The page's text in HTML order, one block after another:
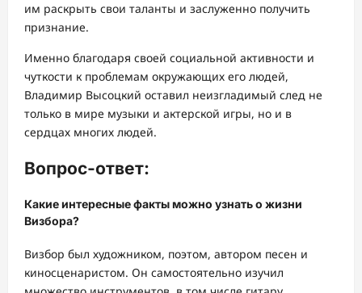
им раскрыть свои таланты и заслуженно получить
признание.
Именно благодаря своей социальной активности и
чуткости к проблемам окружающих его людей,
Владимир Высоцкий оставил неизгладимый след не
только в мире музыки и актерской игры, но и в
сердцах многих людей.
Вопрос-ответ:
Какие интересные факты можно узнать о жизни
Визбора?
Визбор был художником, поэтом, автором песен и
киносценаристом. Он самостоятельно изучил